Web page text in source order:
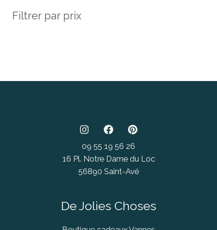
Filtrer par prix
09 55 19 56 26
16 Pl. Notre Dame du Loc
56890 Saint-Avé
De Jolies Choses